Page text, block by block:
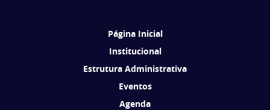
Página Inicial
Institucional
Estrutura Administrativa
Eventos
Agenda